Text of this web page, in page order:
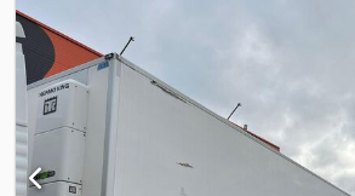
4.100 mm
,
Informationen: Marke: HFR Modell: SK20 2-
geschlossen (Koffer L=13.450 / B=2.495 /
08.2013 Federung: Luftfederung Bremsen:
Abmessungen: L/B/H: 13.550 mm / 2.600 mm
Gesamt/leer: 35.000 kg / 11.240 kg
Bremsen: Scheibenbremsen Dsdeutb T
Federungsart: Luftfederung Bremsen: